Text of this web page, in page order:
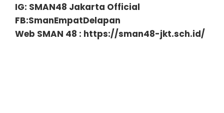
IG: SMAN48 Jakarta Official
FB:SmanEmpatDelapan
Web SMAN 48 : https://sman48-jkt.sch.id/